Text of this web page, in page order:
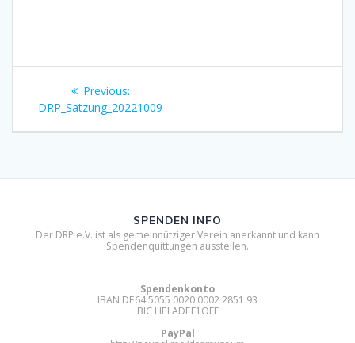
Beitragsnavigation
Previous:Previous
post:
DRP_Satzung_20221009
SPENDEN INFO
Der DRP e.V. ist als gemeinnütziger Verein anerkannt und kann
Spendenquittungen ausstellen.
Spendenkonto
IBAN DE64 5055 0020 0002 2851 93
BIC HELADEF1OFF
PayPal